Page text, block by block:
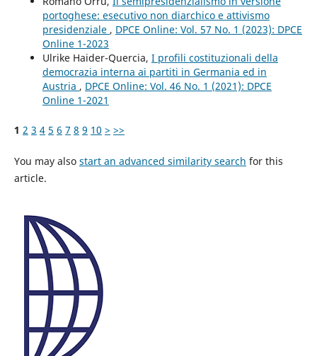
portoghese: esecutivo non diarchico e attivismo
presidenziale , DPCE Online: Vol. 57 No. 1 (2023): DPCE
Online 1-2023
Ulrike Haider-Quercia, I profili costituzionali della
democrazia interna ai partiti in Germania ed in
Austria , DPCE Online: Vol. 46 No. 1 (2021): DPCE
Online 1-2021
1 2 3 4 5 6 7 8 9 10 > >>
You may also start an advanced similarity search for this
article.